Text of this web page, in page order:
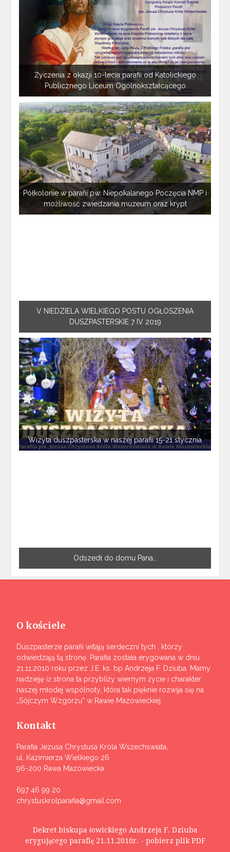
Życzenia z okazji 10-lecia parafii od Katolickiego
Publicznego Liceum Ogólnokształcącego
Półkolonie w parafii pw. Niepokalanego Poczęcia NMP i
możliwość zwiedzania muzeum oraz krypt
V NIEDZIELA WIELKIEGO POSTU OGŁOSZENIA
DUSZPASTERSKIE 7 IV 2019
Wizyta duszpasterska w naszej parafii 15-21 stycznia
Odszedł do domu Pana…
O kościele
Duszpasterze parafii witają serdeczni tych , którzy
odwiedzają tą stronę. Parafia została erygowana w dniu
21.11.2010 roku przez J.E. ks. bp Andrzeja F. Dziuba. Mamy
nadzieję iż strona ta przybliży wiernym życie i charakter
naszej młodej wspólnoty, która tak pięknie rozwija się na
„Sójczym Wzgórzu” w Rawie Mazowieckiej.
Kontakt
Parafia Jezusa Chrystusa Króla Wszechświata,
ul. Kazimierza Wielkiego 26
96-200 Rawa Mazowiecka
697 46 99 20
chrystuskrolparafia@gmail.com
Dekret biskupa łowickiego Andrzeja F. Dziuba
erygującego parafię 21.11.2010r. - pobierz plik PDF